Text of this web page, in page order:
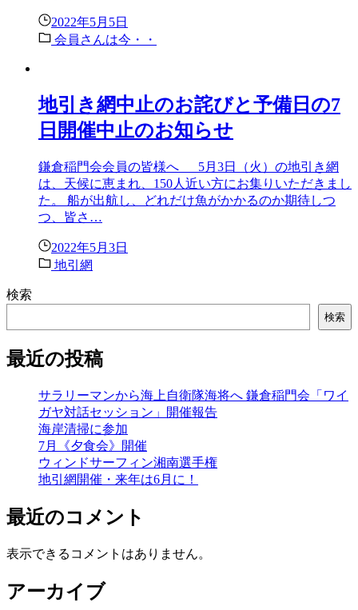
2022年5月5日
会員さんは今・・
地引き網中止のお詫びと予備日の7
日開催中止のお知らせ
鎌倉稲門会会員の皆様へ 5月3日（火）の地引き網
は、天候に恵まれ、150人近い方にお集りいただきまし
た。 船が出航し、どれだけ魚がかかるのか期待しつ
つ、皆さ…
2022年5月3日
地引網
検索
検索
最近の投稿
サラリーマンから海上自衛隊海将へ 鎌倉稲門会「ワイ
ガヤ対話セッション」開催報告
海岸清掃に参加
7月《夕食会》開催
ウィンドサーフィン湘南選手権
地引網開催・来年は6月に！
最近のコメント
表示できるコメントはありません。
アーカイブ